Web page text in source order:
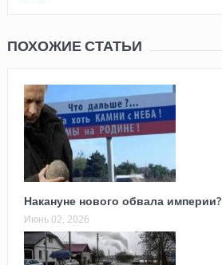
ПОХОЖИЕ СТАТЬИ
Накануне нового обвала империи?
Июнь 02, 2026